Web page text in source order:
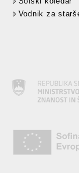
Vodnik za